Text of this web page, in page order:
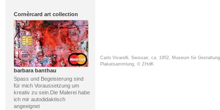
Cornèrcard art collection
barbara banthau
Spass und Begeisterung sind
für mich Voraussetzung um
kreativ zu sein.Die Malerei habe
ich mir autodidaktisch
angeeignet
Carlo Vivarelli, Swissair, ca. 1952, Museum für
Plakatsammlung, © ZHdK